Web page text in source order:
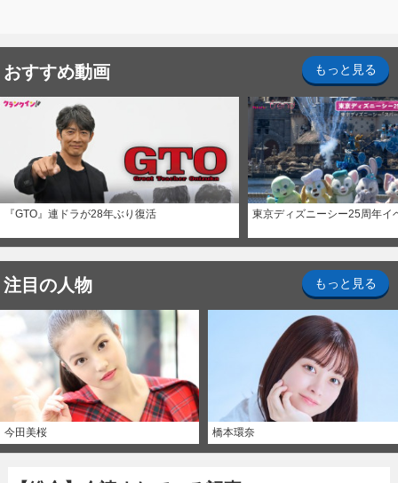
おすすめ動画 もっと見る
『GTO』連ドラが28年ぶり復活 東京ディズニーシー25周年イ
注目の人物 もっと見る
今田美桜 橋本環奈